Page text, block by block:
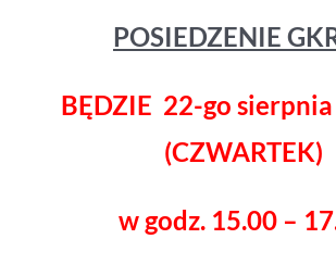
POSIEDZENIE
BĘDZIE 22-go sierpnia
(CZWARTEK)
w godz. 15.00 –